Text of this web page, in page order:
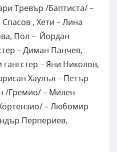
Тревър /Баптиста/ –
, Хети – Лина
Пол – Йордан
– Диман Панчев,
– Яни Николов,
Хаулъл – Петър
/Гремио/ – Милен
– Любомир
Перпериев,